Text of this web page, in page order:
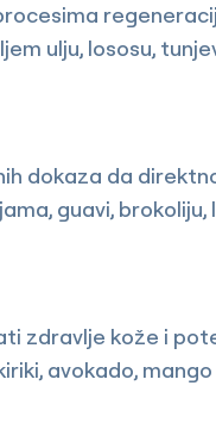
ulju, lososu,
dokaza da
guavi, brokoliju,
zdravlje kože i
avokado,